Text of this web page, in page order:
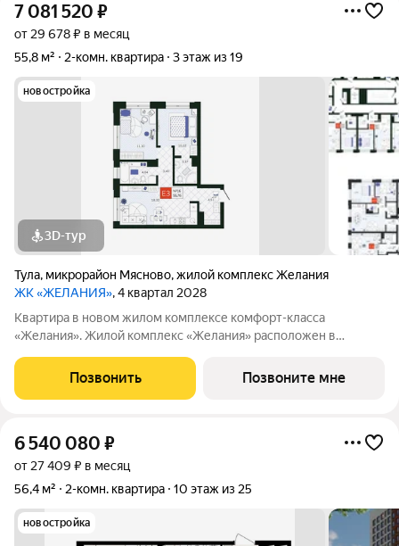
7 081 520 ₽
от 29 678 ₽ в месяц
55,8 м²
2-комн. квартира 3 этаж из 19
новостройка
3D-тур
Тула, микрорайон Мясново,жилой комплекс Желания
ЖК «ЖЕЛАНИЯ», 4 квартал 2028
Квартира в новом жилом комплексе комфорт-класса
«Желания». Жилой комплекс «Желания» расположен в
транспортная артерия Павшинского моста, позволит за 6
минут добраться до центра города или быстро
Позвонить Позвоните мне
6 540 080 ₽
от 27 409 ₽ в месяц
56,4 м²
2-комн. квартира 10 этаж из 25
новостройка